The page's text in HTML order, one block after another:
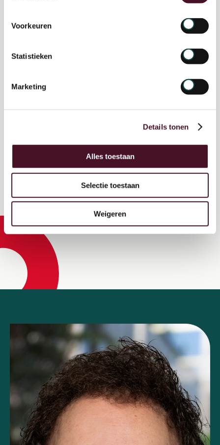
Voorkeuren
Statistieken
Marketing
Details tonen
Alles toestaan
Selectie toestaan
Weigeren
Het verhaal van Stad & Natuur